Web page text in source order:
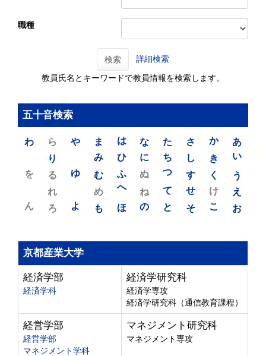
職種
検索 詳細検索
教員氏名とキーワードで教員情報を検索します。
五十音検索
あ
い
う
え
お
か
き
く
け
こ
さ
し
す
せ
そ
た
ち
つ
て
と
な
に
ぬ
ね
の
は
ひ
ふ
へ
ほ
ま
み
む
め
も
や
ゆ
よ
ら
り
る
れ
ろ
わ
を
ん
京都産業大学
経済学部
経済学科
経済学研究科
経済学専攻
経済学研究科（通信教育課程）
経営学部
経営学部
マネジメント学科
マネジメント研究科
マネジメント専攻